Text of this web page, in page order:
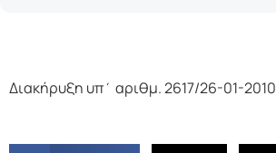
Διακήρυξη υπ΄ αριθμ. 2617/26-01-2010